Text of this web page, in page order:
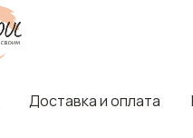
Доставка и оплата